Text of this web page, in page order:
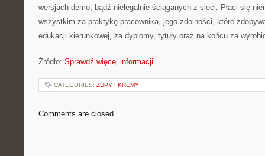
wersjach demo, bądź nielegalnie ściąganych z sieci. Płaci się
wszystkim za praktykę pracownika, jego zdolności, które
edukacji kierunkowej, za dyplomy, tytuły oraz na końcu za
Źródło: Sprawdź więcej informacji
CATEGORIES: ZUPY I KREMY
Comments are closed.